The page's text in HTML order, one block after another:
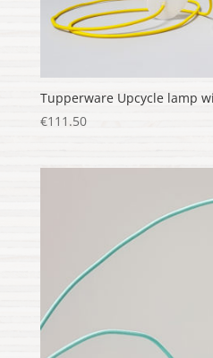
Tupperware Upcycle lamp
€111.50